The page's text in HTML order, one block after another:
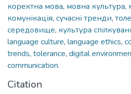
коректна мова, мовна культура,
комунікація, сучасні тренди,
середовище, культура
language culture, language ethics,
trends, tolerance, digital
communication.
Citation